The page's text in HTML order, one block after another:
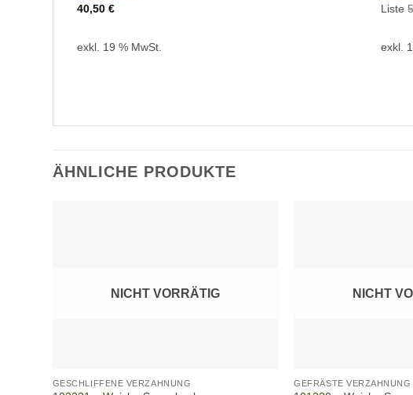
40,50 €
exkl. 19 % MwSt.
Liste
exkl.
ÄHNLICHE PRODUKTE
NICHT VORRÄTIG
GESCHLIFFENE VERZAHNUNG
NICHT
GEFRÄSTE VERZAHNUNG